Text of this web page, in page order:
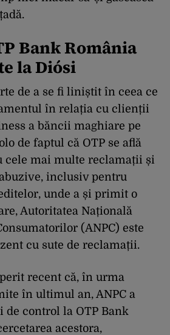
Bank România
la Diósi
de a se fi liniștit în ceea ce
în relația cu clienții
a băncii maghiare pe
de faptul că OTP se află
cele mai multe reclamații și
inclusiv pentru
unde a și primit o
Autoritatea Națională
(ANPC) este
cu sute de reclamații.
recent că, în urma
în ultimul an, ANPC a
de control la OTP Bank
acestora,